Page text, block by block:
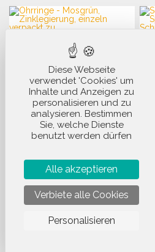
OHRRINGE -
MOSGRÜN,
ZINKLEGIERUNG,
EINZELN VERPACKT
Ref.10-31437
Artikel
: 2.2 x 1.8 cm
Ohrringe aus versilberter
Zinklegierung, einzeln in
für den Großhandel.
Diese Webseite
verwendet 'Cookies' um
Inhalte und Anzeigen zu
personalisieren und zu
analysieren. Bestimmen
Sie, welche Dienste
benutzt werden dürfen
Alle akzeptieren
Verbiete alle Cookies
Personalisieren